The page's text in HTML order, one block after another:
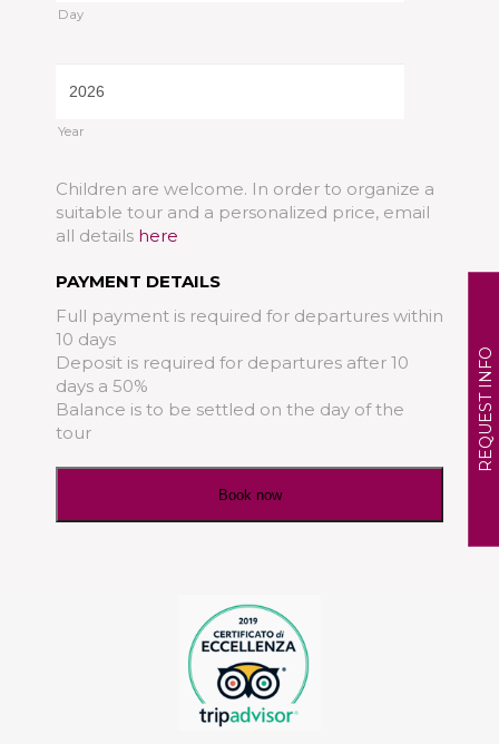
Day
Year
Children are welcome. In order to organize a
suitable tour and a personalized price, email
all details here
PAYMENT DETAILS
Full payment is required for departures within
10 days
Deposit is required for departures after 10
days a 50%
Balance is to be settled on the day of the
tour
Book now
REQUEST INFO